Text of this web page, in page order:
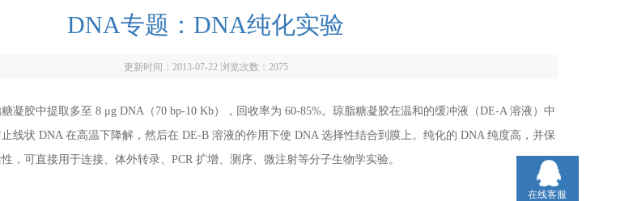
DNA专题：DNA纯化实验
更新时间：2013-07-22 浏览次数： 2075
凝胶中提取多至 8 μg DNA（70 bp-10 Kb），回收率为 60-85%。琼脂糖凝胶在温和的缓冲液（DE-A 溶液）中
线状 DNA 在高温下降解，然后在 DE-B 溶液的作用下使 DNA 选择性结合到膜上。纯化的 DNA 纯度高，并保
，可直接用于连接、体外转录、PCR 扩增、测序、微注射等分子生物学实验。
在线客服